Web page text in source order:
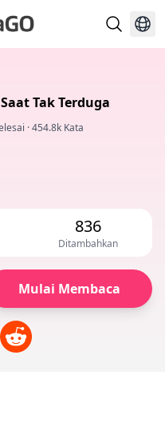
Tak Terduga
·454.8k Kata
836
Ditambahkan
Mulai Membaca